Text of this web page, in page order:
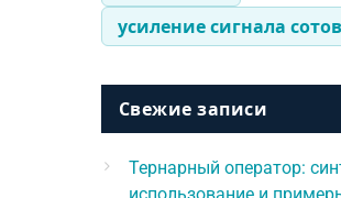
усиление сигнала
Свежие записи
Тернарный оператор: